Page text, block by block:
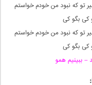
تو که نبود من خودم خواستم
کی بگو کی
تو که نبود من خودم خواستم
کی بگو کی
– ببینیم همو